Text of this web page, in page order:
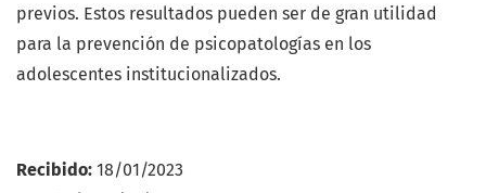
previos. Estos resultados pueden ser de gran utilidad
para la prevención de psicopatologías en los
adolescentes institucionalizados.
Recibido: 18/01/2023